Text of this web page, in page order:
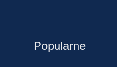
Popularne